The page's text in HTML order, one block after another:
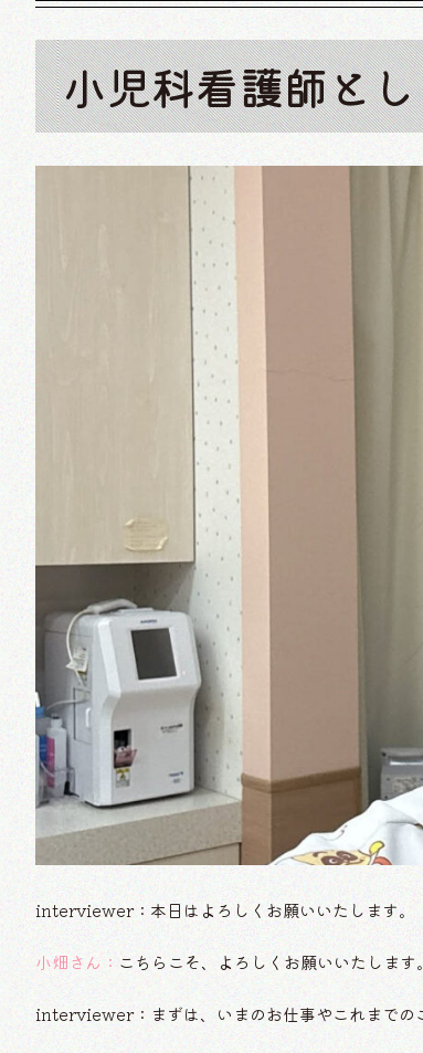
小児科看護師と
interviewer：本日はよろしくお願いいたします。
小畑さん： こちらこそ、よろしくお願いいたします。
interviewer：まずは、いまのお仕事やこれまでの